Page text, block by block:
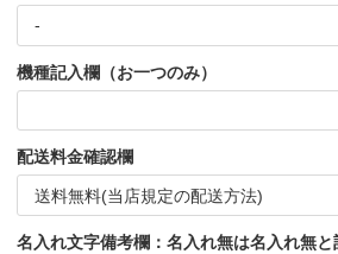
機種記入欄（お一つのみ）
配送料金確認欄
名入れ文字備考欄：名入れ無は名入れ無